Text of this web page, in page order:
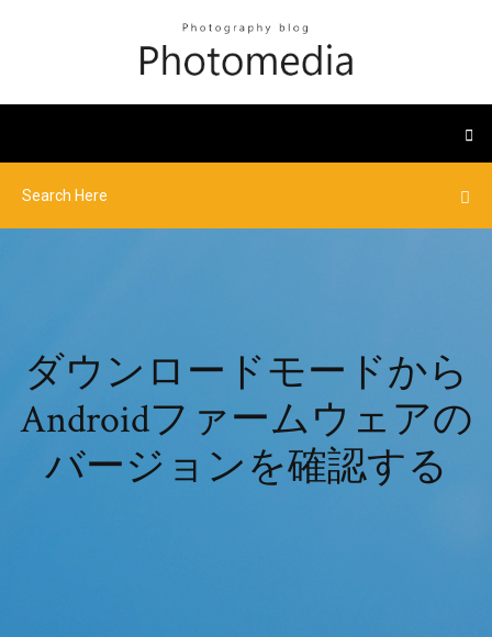
ダウンロードモードから
Androidファームウェアの
バージョンを確認する